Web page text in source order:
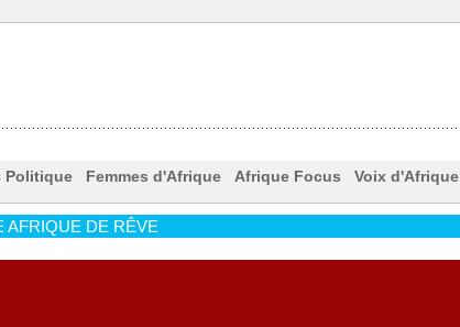
Politique Femmes d'Afrique Afrique Focus Voix d'Afrique
AFRIQUE DE RÊVE